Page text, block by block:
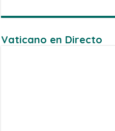
Vaticano en Directo